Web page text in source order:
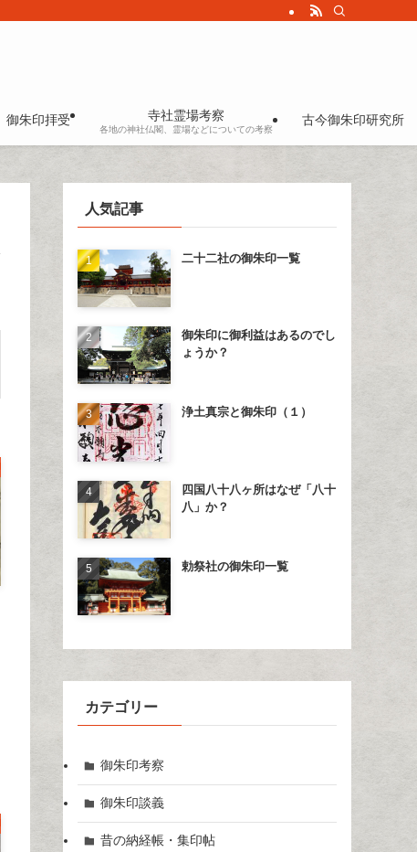
御朱印拝受 寺社霊場考察
各地の神社仏閣、霊場などについての考察
古今御朱印研究所
人気記事
二十二社の御朱印一覧
御朱印に御利益はあるのでし
ょうか？
浄土真宗と御朱印（１）
四国八十八ヶ所はなぜ「八十
八」か？
勅祭社の御朱印一覧
カテゴリー
御朱印考察
御朱印談義
昔の納経帳・集印帖